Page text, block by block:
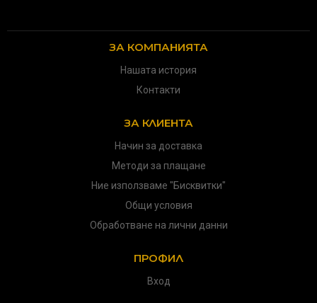
ЗА КОМПАНИЯТА
Нашата история
Контакти
ЗА КЛИЕНТА
Начин за доставка
Методи за плащане
Ние използваме "Бисквитки"
Общи условия
Обработване на лични данни
ПРОФИЛ
Вход